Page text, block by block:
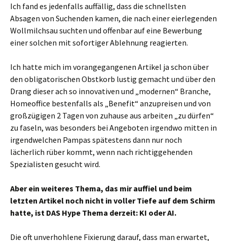
Ich fand es jedenfalls auffällig, dass die schnellsten
Absagen von Suchenden kamen, die nach einer eierlegenden
Wollmilchsau suchten und offenbar auf eine Bewerbung
einer solchen mit sofortiger Ablehnung reagierten.
Ich hatte mich im vorangegangenen Artikel ja schon über
den obligatorischen Obstkorb lustig gemacht und über den
Drang dieser ach so innovativen und „modernen“ Branche,
Homeoffice bestenfalls als „Benefit“ anzupreisen und von
großzügigen 2 Tagen von zuhause aus arbeiten „zu dürfen“
zu faseln, was besonders bei Angeboten irgendwo mitten in
irgendwelchen Pampas spätestens dann nur noch
lächerlich rüber kommt, wenn nach richtiggehenden
Spezialisten gesucht wird.
Aber ein weiteres Thema, das mir auffiel und beim
letzten Artikel noch nicht in voller Tiefe auf dem Schirm
hatte, ist DAS Hype Thema derzeit: KI oder AI.
Die oft unverhohlene Fixierung darauf, dass man erwartet,